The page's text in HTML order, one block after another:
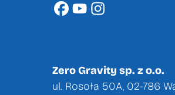
Zero Gravity sp. z o.o.
ul. Rosoła 50A, 02-786